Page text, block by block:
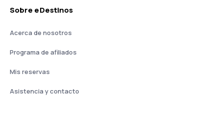
Sobre eDestinos
Acerca de nosotros
Programa de afiliados
Mis reservas
Asistencia y contacto